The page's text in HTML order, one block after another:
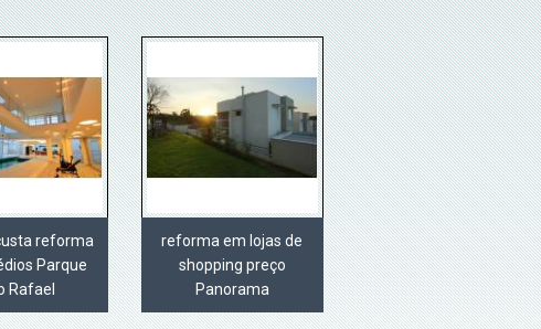
reforma
Parque
Rafael
reforma em lojas de
shopping preço
Panorama